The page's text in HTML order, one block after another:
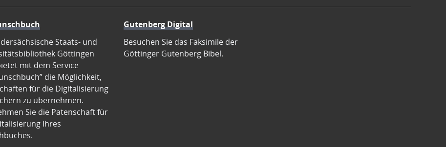
Staats- und
Göttingen
mit dem Service
die Möglichkeit,
für die Digitalisierung
zu übernehmen.
Sie die Patenschaft für
Ihres
Gutenberg Digital
Besuchen Sie das Faksimile der
Göttinger Gutenberg Bibel.